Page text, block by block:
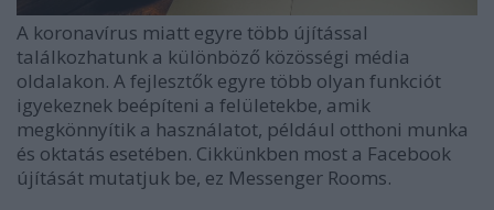
A koronavírus miatt egyre több újítással
találkozhatunk a különböző közösségi média
oldalakon. A fejlesztők egyre több olyan funkciót
igyekeznek beépíteni a felületekbe, amik
megkönnyítik a használatot, például otthoni munka
és oktatás esetében. Cikkünkben most a Facebook
újítását mutatjuk be, ez Messenger Rooms.